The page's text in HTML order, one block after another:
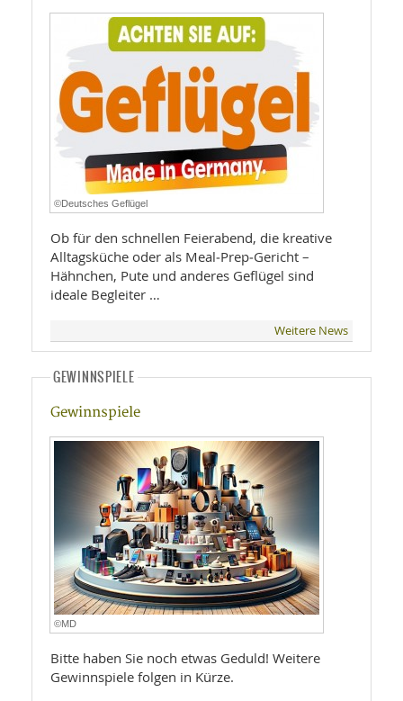
©Deutsches Geflügel
Ob für den schnellen Feierabend, die kreative
Alltagsküche oder als Meal‑Prep‑Gericht –
Hähnchen, Pute und anderes Geflügel sind
ideale Begleiter …
Weitere News
GEWINNSPIELE
Gewinnspiele
©MD
Bitte haben Sie noch etwas Geduld! Weitere
Gewinnspiele folgen in Kürze.